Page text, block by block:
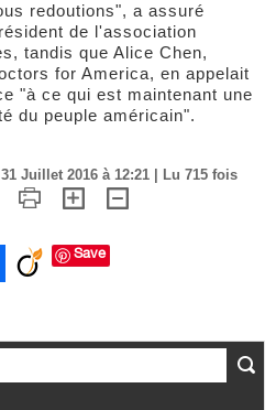
redoutions", a assuré
de l'association
tandis que Alice Chen,
for America, en appelait
"à ce qui est maintenant une
du peuple américain".
Juillet 2016 à 12:21 | Lu 715 fois
Save